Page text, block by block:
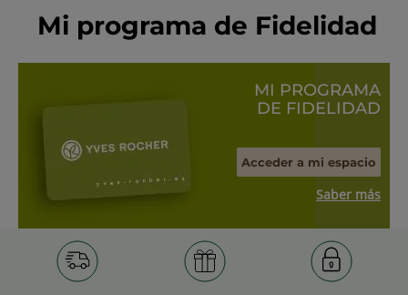
Mi programa de Fidelidad
MI PROGRAMA
DE FIDELIDAD
Acceder a mi espacio
Saber más